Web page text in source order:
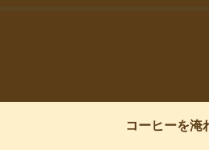
コーヒーを淹